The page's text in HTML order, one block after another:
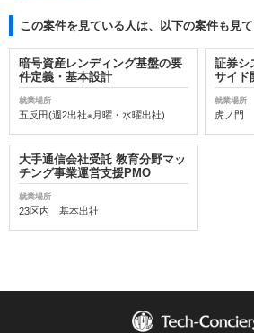
この案件を見ている人は、以下の案件も見
暗号資産レンディング基盤の要
件定義・基本設計
就業場所
五反田(週2出社※月曜・水曜出社)
証券シ
サイド
就業場所
虎ノ門
大手通信会社受託 教育分野マッ
チング事業運営支援PMO
就業場所
23区内 基本出社